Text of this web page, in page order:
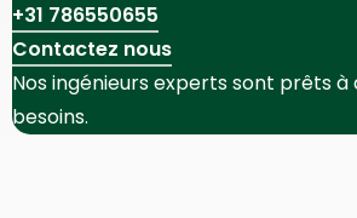
+31 786550655
Contactez nous
Nos ingénieurs experts sont prêts à
besoins.